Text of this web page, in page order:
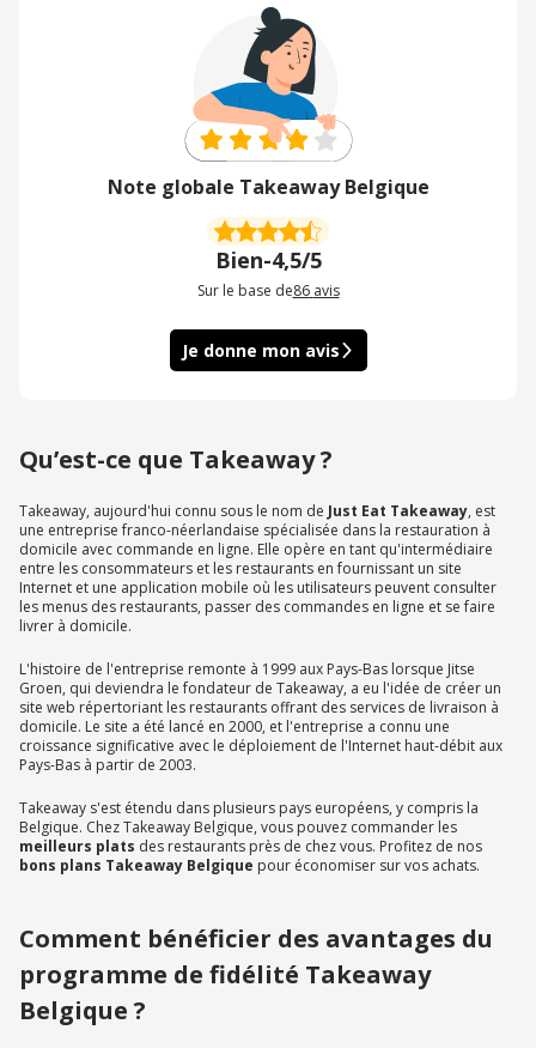
Note globale Takeaway Belgique
Bien-4,5/5
Sur le base de86 avis
Je donne mon avis
Qu’est-ce que Takeaway ?
Takeaway, aujourd'hui connu sous le nom de Just Eat Takeaway, est
une entreprise franco-néerlandaise spécialisée dans la restauration à
domicile avec commande en ligne. Elle opère en tant qu'intermédiaire
entre les consommateurs et les restaurants en fournissant un site
Internet et une application mobile où les utilisateurs peuvent consulter
les menus des restaurants, passer des commandes en ligne et se faire
livrer à domicile.
L'histoire de l'entreprise remonte à 1999 aux Pays-Bas lorsque Jitse
Groen, qui deviendra le fondateur de Takeaway, a eu l'idée de créer un
site web répertoriant les restaurants offrant des services de livraison à
domicile. Le site a été lancé en 2000, et l'entreprise a connu une
croissance significative avec le déploiement de l'Internet haut-débit aux
Pays-Bas à partir de 2003.
Takeaway s'est étendu dans plusieurs pays européens, y compris la
Belgique. Chez Takeaway Belgique, vous pouvez commander les
meilleurs plats des restaurants près de chez vous. Profitez de nos
bons plans Takeaway Belgique pour économiser sur vos achats.
Comment bénéficier des avantages du
programme de fidélité Takeaway
Belgique ?